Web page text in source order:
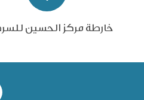
خارطة مركز الحسين